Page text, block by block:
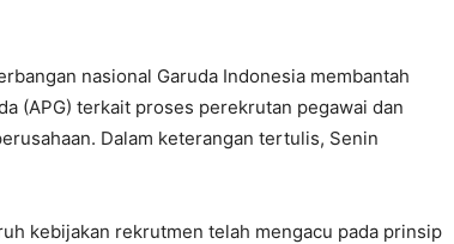
nasional Garuda Indonesia membantah
(APG) terkait proses perekrutan pegawai dan
Dalam keterangan tertulis, Senin
kebijakan rekrutmen telah mengacu pada prinsip